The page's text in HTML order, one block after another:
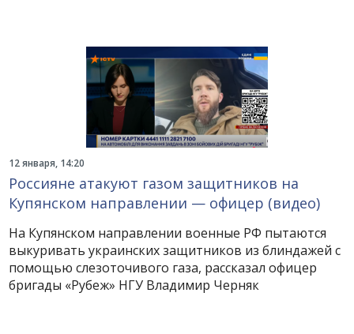
12 января, 14:20
Россияне атакуют газом защитников на
Купянском направлении — офицер (видео)
На Купянском направлении военные РФ пытаются
выкуривать украинских защитников из блиндажей с
помощью слезоточивого газа, рассказал офицер
бригады «Рубеж» НГУ Владимир Черняк